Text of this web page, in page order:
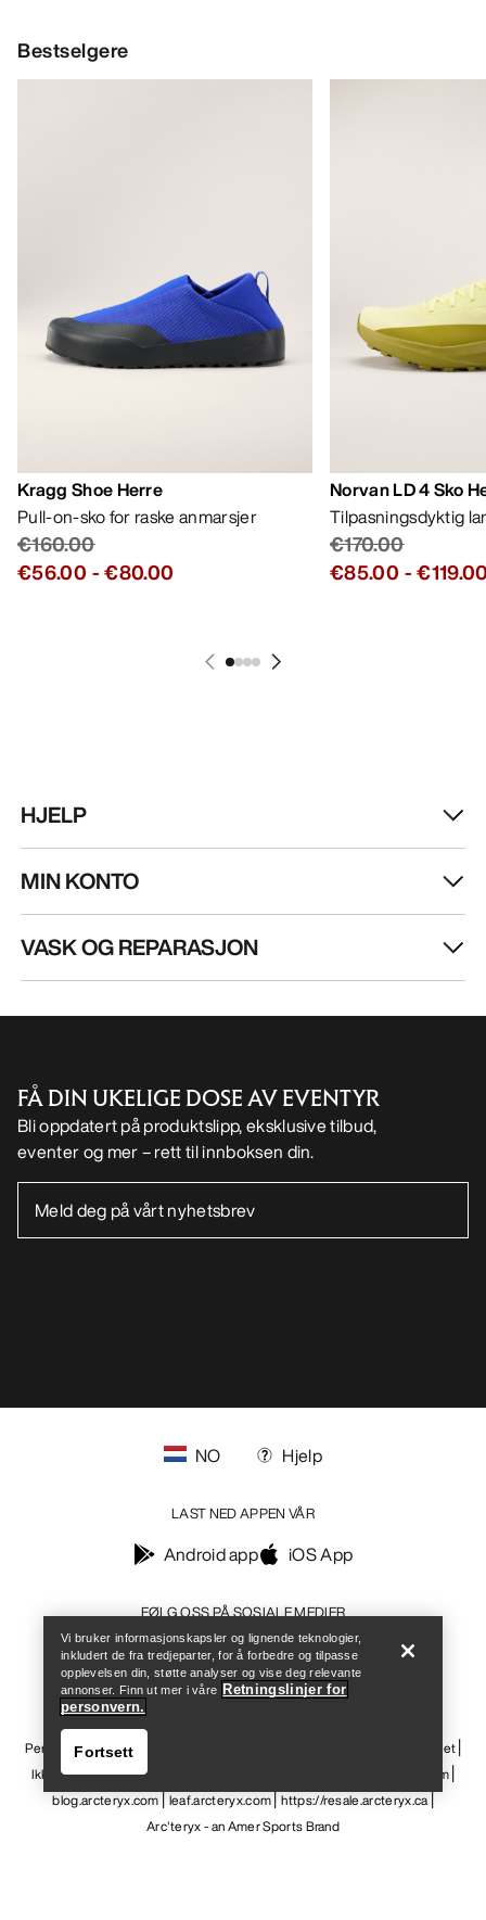
Bestselgere
Kragg Shoe Herre
Pull-on-sko for raske anmarsjer
€160.00
€56.00 -€80.00
Norvan LD 4 Sko
Tilpasningsdyktig
€170.00
€85.00 -
HJELP
MIN KONTO
VASK OG REPARASJON
FÅ DIN UKELIGE DOSE AV EVENTYR
Bli oppdatert på produktslipp, eksklusive tilbud,
eventer og mer – rett til innboksen din.
FØLG OSS PÅ SOSIALE MEDIER
NO Hjelp
LAST NED APPEN VÅR
Android app iOS App
Informasjonskapsler
Personvernerklæring
Tilgjengelighet
Ikke selg mine personopplysninger
outlet.arcteryx.com
blog.arcteryx.com leaf.arcteryx.com https://resale.arcteryx.ca
Arc'teryx - an Amer Sports Brand
Vi bruker informasjonskapsler og lignende teknologier,
inkludert de fra tredjeparter, for å forbedre og tilpasse
opplevelsen din, støtte analyser og vise deg relevante
annonser. Finn ut mer i våre Retningslinjer for
personvern.
Fortsett